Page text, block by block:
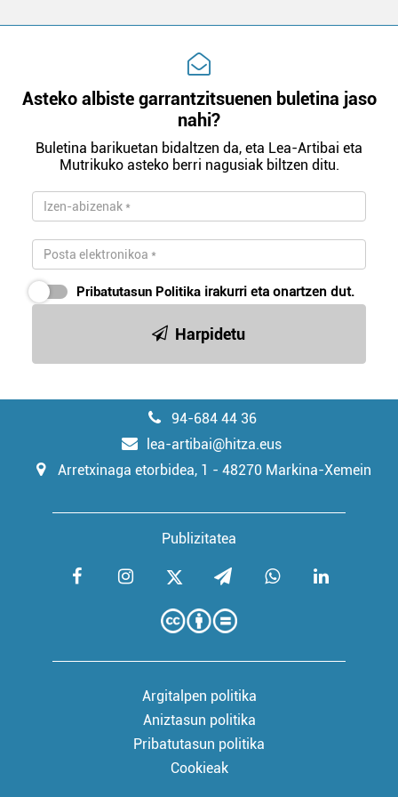
Asteko albiste garrantzitsuenen buletina jaso
nahi?
Buletina barikuetan bidaltzen da, eta Lea-Artibai eta
Mutrikuko asteko berri nagusiak biltzen ditu.
Pribatutasun Politika irakurri eta onartzen dut.
Harpidetu
94-684 44 36
lea-artibai@hitza.eus
Arretxinaga etorbidea, 1 - 48270 Markina-Xemein
Publizitatea
Argitalpen politika
Aniztasun politika
Pribatutasun politika
Cookieak